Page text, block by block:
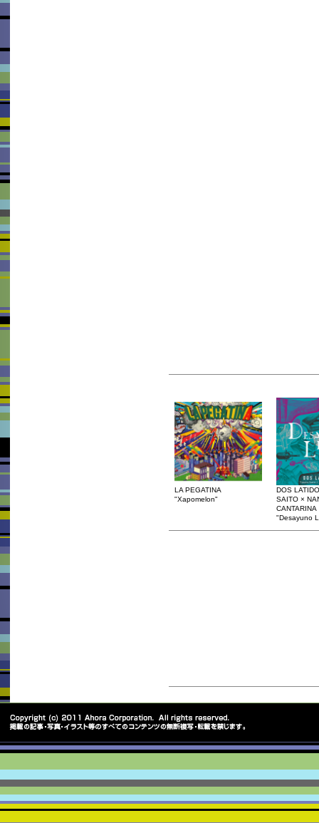
LA PEGATINA
"Xapomelon"
DOS
SAITO ×
CANTARINA
"Desayuno